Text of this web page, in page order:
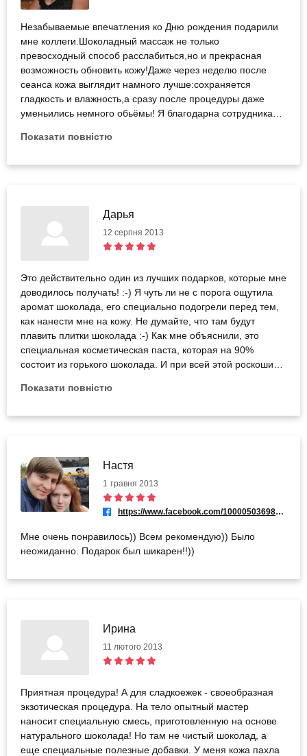
Незабываемые впечатления ко Дню рождения подарили
мне коллеги.Шоколадный массаж не только
превосходный способ расслабиться,но и прекрасная
возможность обновить кожу!Даже через неделю после
сеанса кожа выглядит намного лучше:сохраняется
гладкость и влажность,а сразу после процедуры даже
уменьились немного обьёмы! Я благодарна сотрудникам
подарок можно рекомендовать женщинам любого
Показати повністю
Дарья
12 серпня 2013
Это действительно один из лучших подарков, которые мне
доводилось получать! :-) Я чуть ли не с порога ощутила
аромат шоколада, его специально подогрели перед тем,
как нанести мне на кожу. Не думайте, что там будут
плавить плитки шоколада :-) Как мне объяснили, это
специальная косметическая паста, которая на 90%
состоит из горького шоколада. И при всей этой роскоши
описать, но лучше проверить лично :-)
Показати повністю
Настя
1 травня 2013
https://www.facebook.com/100005036984743
Мне очень понравилось)) Всем рекомендую)) Было
неожиданно. Подарок был шикарен!!))
Ирина
11 лютого 2013
Приятная процедура! А для сладкоежек - своеобразная
экзотическая процедура. На тело опытный мастер
наносит специальную смесь, приготовленную на основе
натурального шоколада! Но там не чистый шоколад, а
еще специальные полезные добавки. У меня кожа пахла